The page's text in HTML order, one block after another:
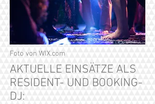
Foto von WIX.com
AKTUELLE EINSÄTZE ALS
RESIDENT- UND BOOKING-
DJ: